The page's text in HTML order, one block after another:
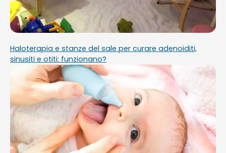
Haloterapia e stanze del sale per curare adenoiditi,
sinusiti e otiti: funzionano?